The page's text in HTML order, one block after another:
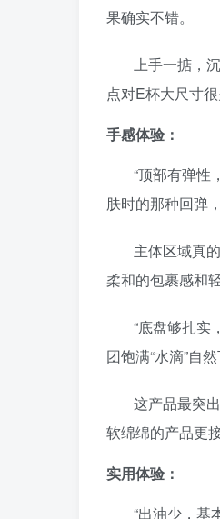
果确实不错。
上手一掂，
点对E杯大尺寸很
手感体验：
“顶部有弹性
肤时的那种回弹
主体区域真
柔和的包裹感和
“底盘够扎
团饱满“水滴”自
这产品最突
软绵绵的产品更
实用体验：
“出油少，基